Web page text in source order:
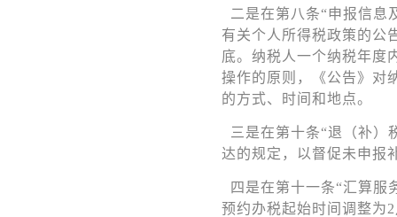
二是在第八条“申报信息
有关个人所得税政策的公
底。纳税人一个纳税年度
操作的原则，《公告》对
的方式、时间和地点。
三是在第十条“退（补）
达的规定，以督促未申报
四是在第十一条“汇算服
预约办税起始时间调整为